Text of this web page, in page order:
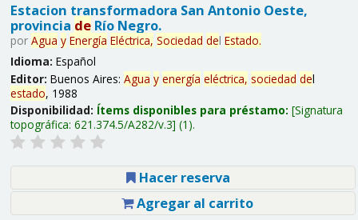
Estacion transformadora San Antonio Oeste,
provincia deRío Negro.
por Agua y Energía Eléctrica, Sociedad del Estado.
Idioma: Español
Editor: Buenos Aires: Agua y energía eléctrica, sociedad del
estado, 1988
Disponibilidad: Ítems disponibles para préstamo: Signatura
topográfica: 621.374.5/A282/v.3 (1).
Hacer reserva
Agregar al carrito